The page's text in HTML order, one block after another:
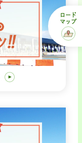
ロード
マップ